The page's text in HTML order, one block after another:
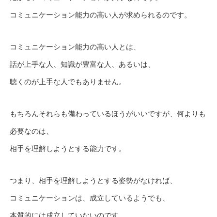
コミュニケーション能力の高い人が求められるのです。
コミュニケーション能力の高い人とは、
話が上手な人、知識が豊富な人、あるいは、
聴くのが上手な人でもありません。
もちろんそれらも備わっているほうがいいですが、何よりも
必要なのは、
相手を理解しようとする能力です。
つまり、相手を理解しようとする姿勢がなければ、
コミュニケーションは、成立しているようでも、